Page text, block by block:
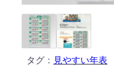
タグ： 見やすい年表